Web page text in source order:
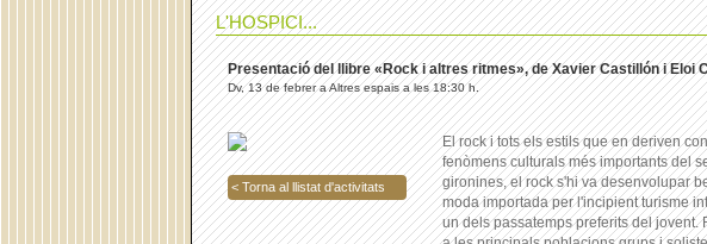
L'HOSPICI...
Presentació del llibre «Rock i altres ritmes», de Xavier Castillón i Eloi
Dv, 13 de febrer a Altres espais a les 18:30 h.
< Torna al llistat d'activitats
El rock i tots els estils que en deriven
fenòmens culturals més importants del
gironines, el rock s'hi va desenvolupar
moda importada per l'incipient turisme
un dels passatemps preferits del jovent.